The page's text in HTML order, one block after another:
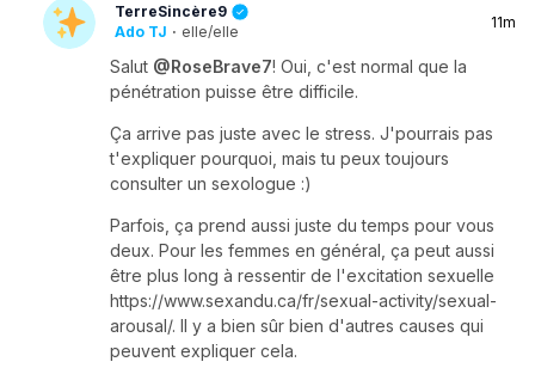
TerreSincère9
Ado TJ · elle/elle
11m
Salut @RoseBrave7! Oui, c'est normal que la
pénétration puisse être difficile.
Ça arrive pas juste avec le stress. J'pourrais pas
t'expliquer pourquoi, mais tu peux toujours
consulter un sexologue :)
Parfois, ça prend aussi juste du temps pour vous
deux. Pour les femmes en général, ça peut aussi
être plus long à ressentir de l'excitation sexuelle
https://www.sexandu.ca/fr/sexual-activity/sexual-
arousal/. Il y a bien sûr bien d'autres causes qui
peuvent expliquer cela.